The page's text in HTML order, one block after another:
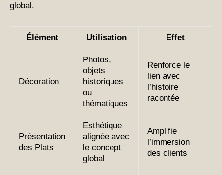
global.
Élément Utilisation Effet
Décoration
Photos,
objets
historiques
ou
thématiques
Renforce le
lien avec
l’histoire
racontée
Présentation
des Plats
Esthétique
alignée avec
le concept
global
Amplifie
l’immersion
des clients